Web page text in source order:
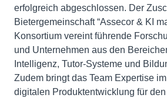
erfolgreich abgeschlossen. Der
Bietergemeinschaft “Assecor & KI
Konsortium vereint führende
und Unternehmen aus den
Intelligenz, Tutor-Systeme und
Zudem bringt das Team Expertise
digitalen Produktentwicklung für